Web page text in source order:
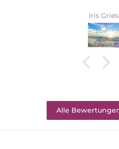
Qualität .
Karin
Alle